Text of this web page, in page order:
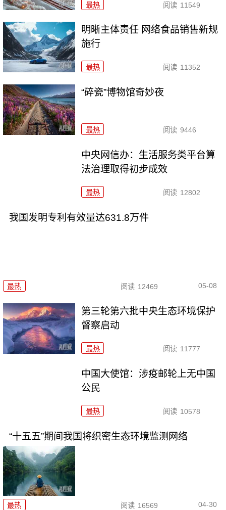
最热 阅读 11549
明晰主体责任 网络食品销售新规
施行
最热 阅读 11352
“碎瓷”博物馆奇妙夜
最热 阅读 9446
中央网信办：生活服务类平台算
法治理取得初步成效
最热 阅读 12802
我国发明专利有效量达631.8万件
最热 阅读 12469 05-08
第三轮第六批中央生态环境保护
督察启动
最热 阅读 11777
中国大使馆：涉疫邮轮上无中国
公民
最热 阅读 10578
“十五五”期间我国将织密生态环境监测网络
最热 阅读 16569 04-30